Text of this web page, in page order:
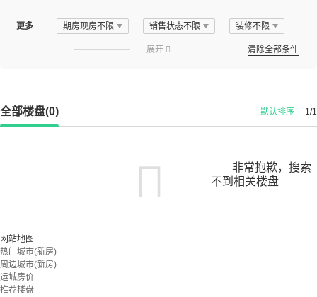
更多 期房现房不限 销售状态不限 装修不限
展开  清除全部条件
全部楼盘(0) 1/1
默认排序
非常抱歉，搜索
不到相关楼盘
网站地图
热门城市(新房)
周边城市(新房)
运城房价
推荐楼盘